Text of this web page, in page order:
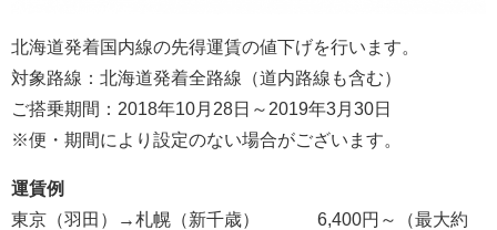
北海道発着国内線の先得運賃の値下げを行います。
対象路線：北海道発着全路線（道内路線も含む）
ご搭乗期間：2018年10月28日～2019年3月30日
※便・期間により設定のない場合がございます。
運賃例
東京（羽田）→札幌（新千歳） 6,400円～（最大約